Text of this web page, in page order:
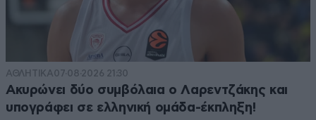
ΑΘΛΗΤΙΚΑ07·08·2026 21:30
Ακυρώνει δύο συμβόλαια ο Λαρεντζάκης και
υπογράφει σε ελληνική ομάδα-έκπληξη!